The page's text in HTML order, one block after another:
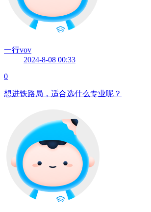
一行vov
2024-8-08 00:33
0
想进铁路局，适合选什么专业呢？